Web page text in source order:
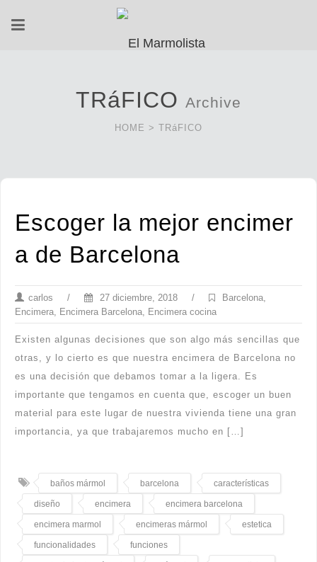
TRáFICO Archive
HOME > TRáFICO
Escoger la mejor encimer
a de Barcelona
carlos / 27 diciembre, 2018 / Barcelona,
Encimera, Encimera Barcelona, Encimera cocina
Existen algunas decisiones que son algo más sencillas que
otras, y lo cierto es que nuestra encimera de Barcelona no
es una decisión que debamos tomar a la ligera. Es
importante que tengamos en cuenta que, escoger un buen
material para este lugar de nuestra vivienda tiene una gran
importancia, ya que trabajaremos mucho en […]
baños mármol barcelona características
diseño encimera encimera barcelona
encimera marmol encimeras mármol estetica
funcionalidades funciones